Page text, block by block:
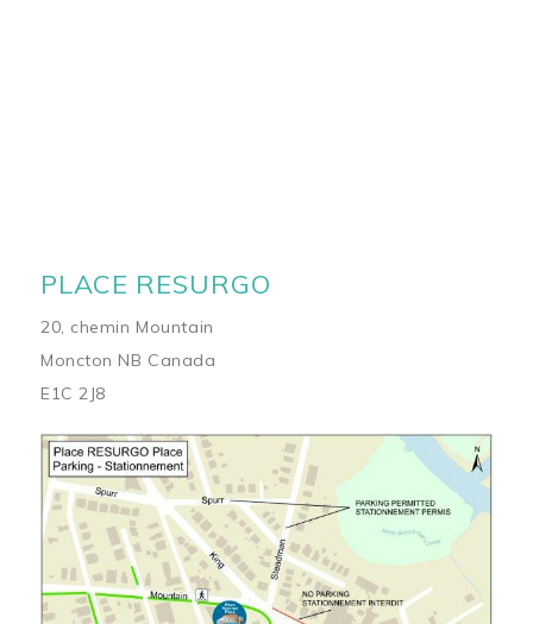
PLACE RESURGO
20, chemin Mountain
Moncton NB Canada
E1C 2J8